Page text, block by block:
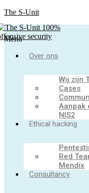
The S-Unit
Menu
Over ons
Wij zijn
Cases
Aanpak
NIS2
Ethical hacking
Red
Mendix
Consultancy